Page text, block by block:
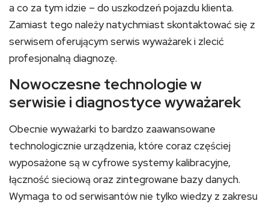
a co za tym idzie – do uszkodzeń pojazdu klienta.
Zamiast tego należy natychmiast skontaktować się z
serwisem oferującym serwis wyważarek i zlecić
profesjonalną diagnozę.
Nowoczesne technologie w
serwisie i diagnostyce wyważarek
Obecnie wyważarki to bardzo zaawansowane
technologicznie urządzenia, które coraz częściej
wyposażone są w cyfrowe systemy kalibracyjne,
łączność sieciową oraz zintegrowane bazy danych.
Wymaga to od serwisantów nie tylko wiedzy z zakresu